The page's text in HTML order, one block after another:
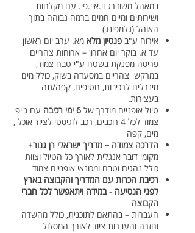
במאהל משודרג וי.איי.פי. עם מקלחות
ושירותים ומיים חמים ברמה גבוהה בתוך
האוהל (גלמפינג)
אירוח ע"ב פנסיון מלא מא. ערב יום ראשון
עד א. בוקר יום אחרון – ארוחות צהריים
פריסה מפנקת בשטח ע"י טבח צמוד,
במרקש צהריים במסעדה בשוק, כולל מים
מינרלים לרכיבות, חטיפים, קפה/תה
בעצירות.
טיול אופניים מודרך של 6 ימי רכיבה
עם ג'יפ
צמוד לכל 4 רוכבים, רכב לוגיסטי לציוד אוכל ,
מים, קפה'
הדרכה צמודה – מדריך ישראלי רן גנור+
מקומי דובר אנגלית לאורך כל הטיול וצוות
כולל נהגים וטבח ומכונאי אופניים צמוד
רכיבת הכרות עם המדריך והקבוצה בארץ
לפני הנסיעה - במידה ויתאפשר לכל חברי
הקבוצה
העברות – בהתאם לתוכנית, כולל מהשדה
וחזרה והעברות ציוד לאורך המסלול